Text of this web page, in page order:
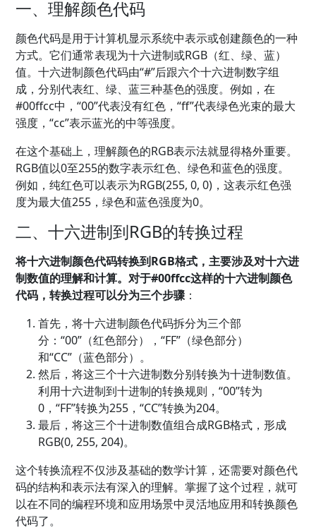
一、理解颜色代码
颜色代码是用于计算机显示系统中表示或创建颜色的一种
方式。它们通常表现为十六进制或RGB（红、绿、蓝）
值。十六进制颜色代码由“#”后跟六个十六进制数字组
成，分别代表红、绿、蓝三种基色的强度。例如，在
#00ffcc中，“00”代表没有红色，“ff”代表绿色光束的最大
强度，“cc”表示蓝光的中等强度。
在这个基础上，理解颜色的RGB表示法就显得格外重要。
RGB值以0至255的数字表示红色、绿色和蓝色的强度。
例如，纯红色可以表示为RGB(255, 0, 0)，这表示红色强
度为最大值255，绿色和蓝色强度为0。
二、十六进制到RGB的转换过程
将十六进制颜色代码转换到RGB格式，主要涉及对十六进
制数值的理解和计算。对于#00ffcc这样的十六进制颜色
代码，转换过程可以分为三个步骤：
首先，将十六进制颜色代码拆分为三个部
分：“00”（红色部分），“FF”（绿色部分）
和“CC”（蓝色部分）。
然后，将这三个十六进制数分别转换为十进制数值。
利用十六进制到十进制的转换规则，“00”转为
0，“FF”转换为255，“CC”转换为204。
最后，将这三个十进制数值组合成RGB格式，形成
RGB(0, 255, 204)。
这个转换流程不仅涉及基础的数学计算，还需要对颜色代
码的结构和表示法有深入的理解。掌握了这个过程，就可
以在不同的编程环境和应用场景中灵活地应用和转换颜色
代码了。